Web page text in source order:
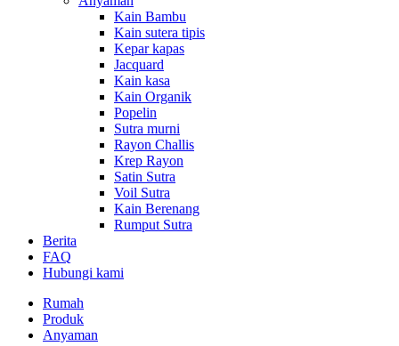
Kain Bambu
Kain sutera tipis
Kepar kapas
Jacquard
Kain kasa
Kain Organik
Popelin
Sutra murni
Rayon Challis
Krep Rayon
Satin Sutra
Voil Sutra
Kain Berenang
Rumput Sutra
Berita
FAQ
Hubungi kami
Rumah
Produk
Anyaman